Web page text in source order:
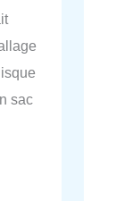
sac